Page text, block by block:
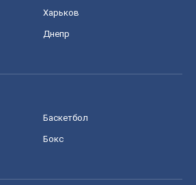
Харьков
Днепр
Баскетбол
Бокс